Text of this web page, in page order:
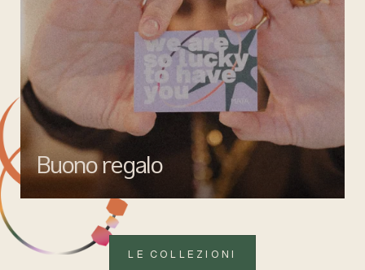
Buono regalo
Quando vuoi fare un regalo firmato Mata gioielli, ma lasciare la
libertà di scegliere ciò che più rappresenta.
LE COLLEZIONI